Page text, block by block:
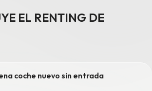
EL RENTING DE
coche nuevo sin entrada